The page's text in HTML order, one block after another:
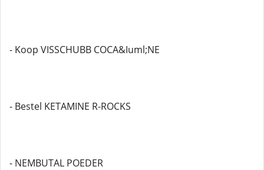
- Koop VISSCHUBB COCA&Iuml;NE
- Bestel KETAMINE R-ROCKS
- NEMBUTAL POEDER